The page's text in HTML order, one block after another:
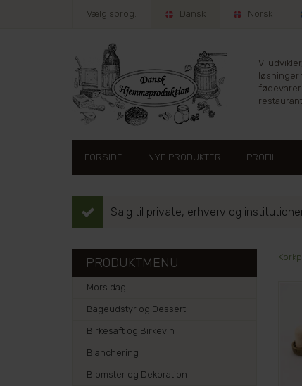
Vælg sprog: Dansk Norsk
Vi
løsninger
fødevarer
FORSIDE NYE PRODUKTER PROFIL
Salg til private, erhverv og
PRODUKTMENU
Mors dag
Bageudstyr og Dessert
Birkesaft og Birkevin
Blanchering
Blomster og Dekoration